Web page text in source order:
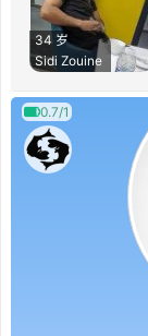
34 岁
Sidi Zouine
0.7/1